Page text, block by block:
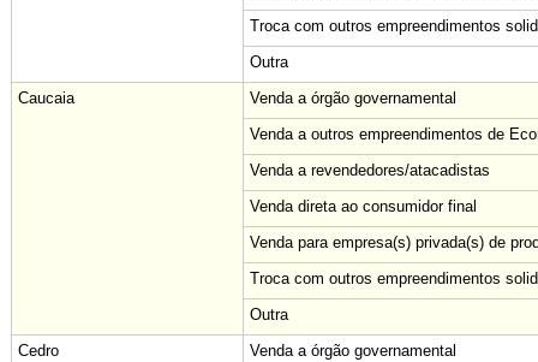
Troca com outros empreendimentos
Outra
Caucaia
Venda a órgão governamental
Venda a outros empreendimentos de
Venda a revendedores/atacadistas
Venda direta ao consumidor final
Venda para empresa(s) privada(s) de
Troca com outros empreendimentos
Outra
Cedro
Venda a órgão governamental